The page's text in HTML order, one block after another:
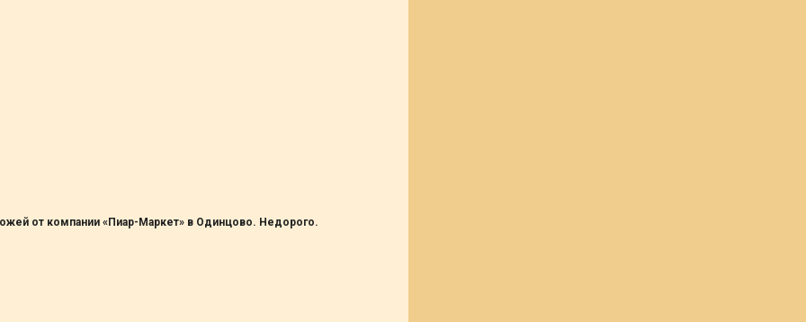
от компании «Пиар-Маркет» в Одинцово. Недорого.